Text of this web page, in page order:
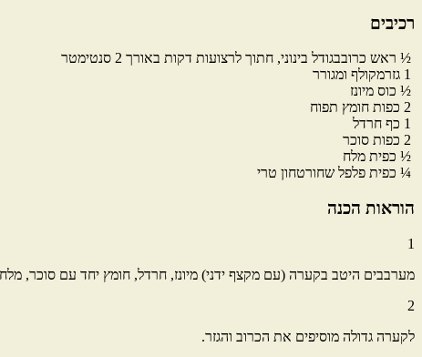
רכיבים
½ ראש כרובבגודל בינוני, חתוך לרצועות דקות באורך 2 סנטימטר
1 גזרמקולף ומגורר
½ כוס מיונז
2 כפות חומץ תפוח
1 כף חרדל
2 כפות סוכר
½ כפית מלח
¼ כפית פלפל שחורטחון טרי
הוראות הכנה
1
מערבבים היטב בקערה (עם מקצף ידני) מיונז, חרדל, חומץ יחד עם סוכר,
2
לקערה גדולה מוסיפים את הכרוב והגזר.